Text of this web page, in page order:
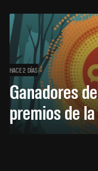
HACE 2 DÍAS
Ganadores
premios de